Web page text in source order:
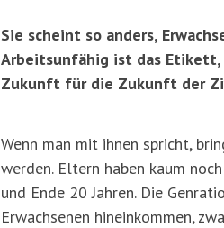
Sie scheint so anders,
Arbeitsunfähig ist das Etikett,
Zukunft für die Zukunft der
Wenn man mit ihnen spricht,
werden. Eltern haben kaum
und Ende 20 Jahren. Die
Erwachsenen hineinkommen,